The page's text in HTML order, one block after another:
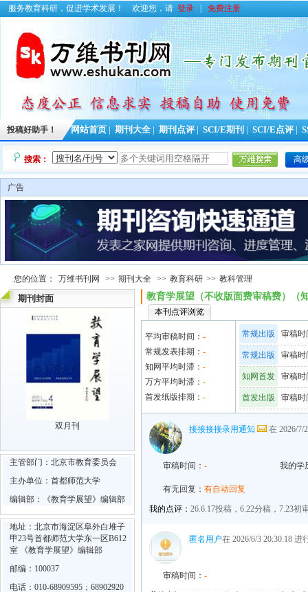
服务教育科研，促进学术发展！ 欢迎您，请 登录 免费注册
投稿好助手！ 网站首页 期刊大全 期刊点评 SCI/E期刊 SCI/E点评
搜索： 高
广告
您的位置： 万维书刊网 >> 期刊大全 >> 教育科研 >> 教科管理
期刊封面
双月刊
主管部门：北京市教育委员会
主办单位：首都师范大学
编辑部：《教育学展望》编辑部
地址：北京市海淀区阜外白堆子
甲23号首都师范大学东一区B612
室 《教育学展望》编辑部
邮编：100037
电话：010-68909595；68902920
教育学展望（不收版面费审稿费）（
本刊点评浏览
平均审稿时间： -
常规发表排期： -
知网平均时滞： -
万方平均时滞： -
首发纸版排期： -
常规出版 审稿时
常规出版 审稿时
知网首发 审稿时
首发出版 审稿时
接接接接录用通知 在 2026/7/
审稿时间： - 我的学
有无回复： 有自动回复
我的点评： 26.6.17投稿，6.22分稿，7.23
匿名用户在 2026/6/3 20:30:18 进
审稿时间： -